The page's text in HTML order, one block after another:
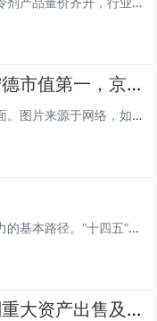
北向资金三季度持仓曝光：宁德市值第一，京东方A获增持股数最多
北向资金三季度持仓动向正式浮出水面。图片来源于网络，如有侵权，请联系删除 10月15日，沪深港通信息披露机制调整后的三季度数据公布。Wind数据显示，截至今年三季度末，北向资金持有A股数量环比减少153.09亿股。不过，得益于三季...
科技创新和产业创新是发展新质生产力的基本路径。“十四五”期间，我国资本市场持续深化发行上市、并购重组、股权激励等领域改革，优化制度和产品供给，引导各类要素资源加快向创新领域集聚，为支持科技创新和产业转型升级提供了重要支撑。图片来源于网络...
皇庭国际以物抵债后终止筹划重大资产出售及债务重组